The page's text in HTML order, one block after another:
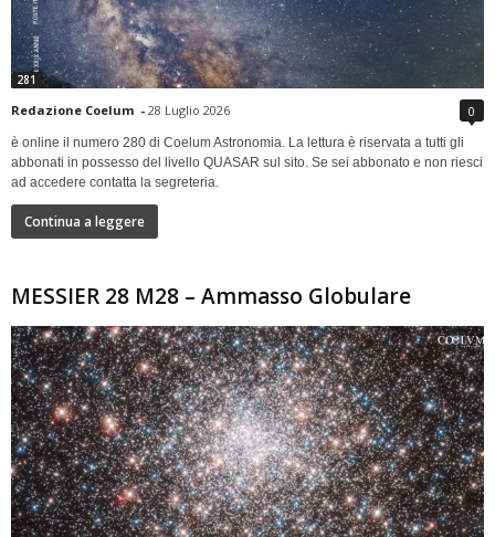
281
Redazione Coelum - 28 Luglio 2026 0
è online il numero 280 di Coelum Astronomia. La lettura è riservata a tutti gli
abbonati in possesso del livello QUASAR sul sito. Se sei abbonato e non riesci
ad accedere contatta la segreteria.
Continua a leggere
MESSIER 28 M28 – Ammasso Globulare